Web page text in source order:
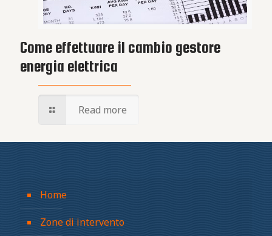
Come effettuare il cambio gestore
energia elettrica
Read more
Home
Zone di intervento